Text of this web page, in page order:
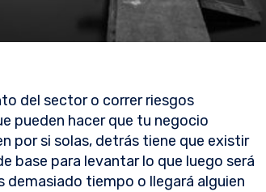
del sector o correr riesgos
pueden hacer que tu negocio
por si solas, detrás tiene que existir
base para levantar lo que luego será
demasiado tiempo o llegará alguien